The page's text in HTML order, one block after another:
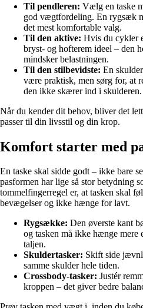
Til pendleren: Vælg en taske
god vægtfordeling. En rygsæk
det mest komfortable valg.
Til den aktive: Hvis du cykler
bryst- og hofterem ideel – den
mindsker belastningen.
Til den stilbevidste: En
være praktisk, men sørg for, at
den ikke skærer ind i skulderen.
Når du kender dit behov, bliver det
passer til din livsstil og din krop.
Komfort starter med
En taske skal sidde godt – ikke bare
pasformen har lige så stor betydning
tommelfingerregel er, at tasken skal
bevægelser og ikke hænge for lavt.
Rygsække: Den øverste kant
og tasken må ikke hænge mere
taljen.
Skuldertasker: Skift side
samme skulder hele tiden.
Crossbody-tasker: Justér
kroppen – det giver bedre